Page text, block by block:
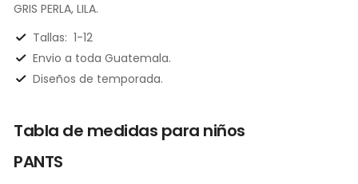
GRIS PERLA, LILA.
Tallas: 1-12
Envio a toda Guatemala.
Diseños de temporada.
Tabla de medidas para niños
PANTS